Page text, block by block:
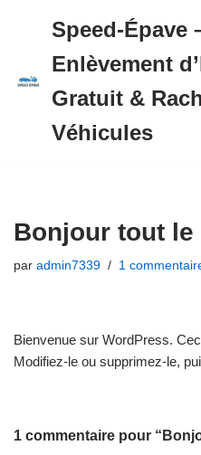
contenu
Speed-Épave
Enlèvement
Gratuit &
Véhicules
Bonjour tout le
par admin7339 1
Bienvenue sur WordPress.
Modifiez-le ou supprimez-le,
1 commentaire pour